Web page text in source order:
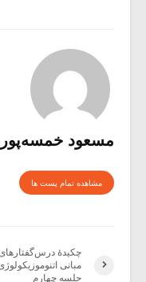
مسعود خمسه‌پور
مشاهده تمام پست ها
چکیدۀ
مبانی
جلسه چهارم